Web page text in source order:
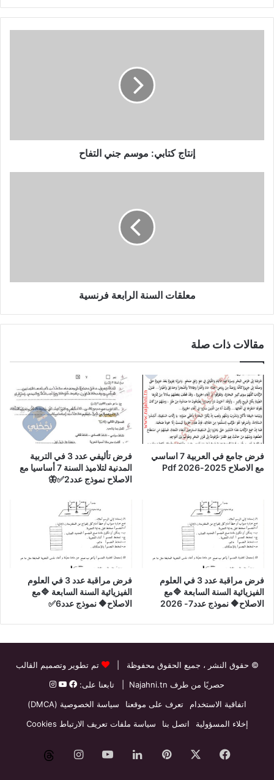
إنتاج كتابي: موسم جني التفاح
معلقات السنة الرابعة فرنسية
مقالات ذات صلة
فرض جامع في العربية 7 اساسي
مع الاصلاح 2025-2026 Pdf
فرض تأليفي عدد 3 في التربية
المدنية لتلاميذ السنة 7 أساسيا مع
الاصلاح نموذج عدد2✅🦋
فرض مراقبة عدد 3 في العلوم
الفيزيائية السنة السابعة 🔷مع
الاصلاح🔶 نموذج عدد7- 2026
فرض مراقبة عدد 3 في العلوم
الفيزيائية السنة السابعة 🔷مع
الاصلاح🔶 نموذج عدد6✅
© حقوق النشر ، جميع الحقوق محفوظة |
تم تطوير وتصميم القالب
حصريًا من طرف Najahni.tn | تابعنا على:
اتفاقية الاستخدام
تعرف على موقعنا
سياسة الخصوصية (DMCA)
إخلاء المسؤولية
اتصل بنا سياسة ملفات تعريف الارتباط Cookies
فيسبوك بينتيريستلينكدإن‫YouTubeانستقرام